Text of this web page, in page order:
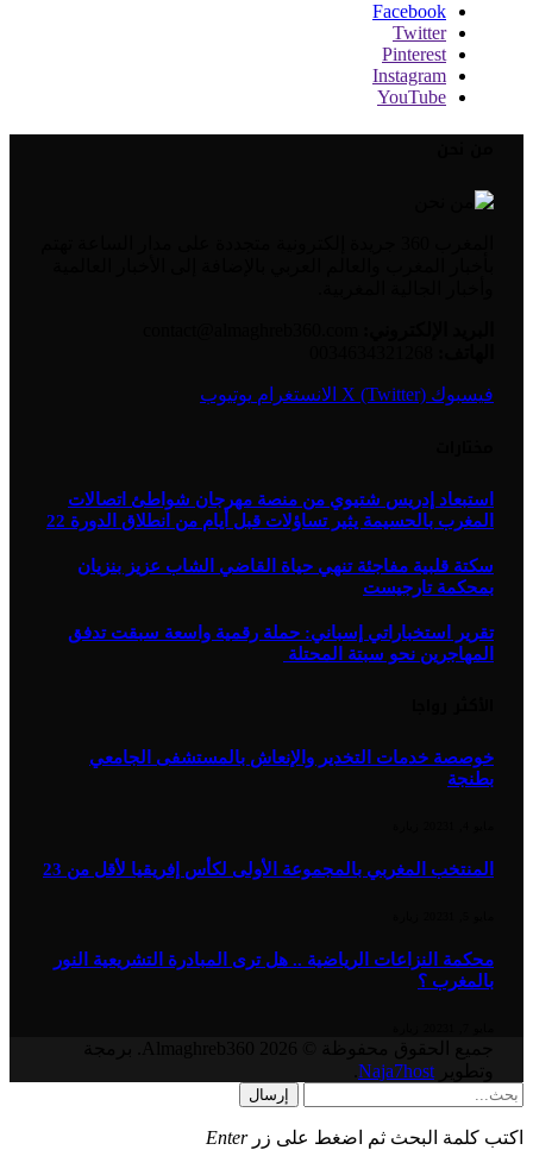
Facebook
Twitter
Pinterest
Instagram
YouTube
فيسبوك X (Twitter) الانستغرام يوتيوب
استبعاد إدريس شتيوي من منصة مهرجان شواطئ اتصالات
المغرب بالحسيمة يثير تساؤلات قبل أيام من انطلاق الدورة 22
سكتة قلبية مفاجئة تنهي حياة القاضي الشاب عزيز بنزيان
بمحكمة تارجيست
تقرير استخباراتي إسباني: حملة رقمية واسعة سبقت تدفق
المهاجرين نحو سبتة المحتلة
خوصصة خدمات التخدير والإنعاش بالمستشفى الجامعي
بطنجة
المنتخب المغربي بالمجموعة الأولى لكأس إفريقيا لأقل من 23
محكمة النزاعات الرياضية .. هل ترى المبادرة التشريعية النور
بالمغرب ؟
Naja7host
إرسال
اكتب كلمة البحث ثم اضغط على زرEnter